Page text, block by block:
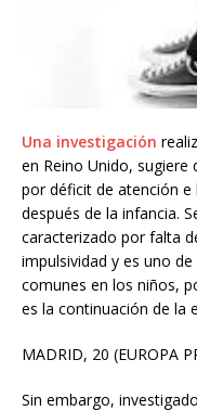
Una investigación
en Reino Unido,
por déficit de atención e
después de la infancia.
caracterizado por falta
impulsividad y es uno
comunes en los niños,
es la continuación de la
MADRID, 20 (EUROPA
Sin embargo,